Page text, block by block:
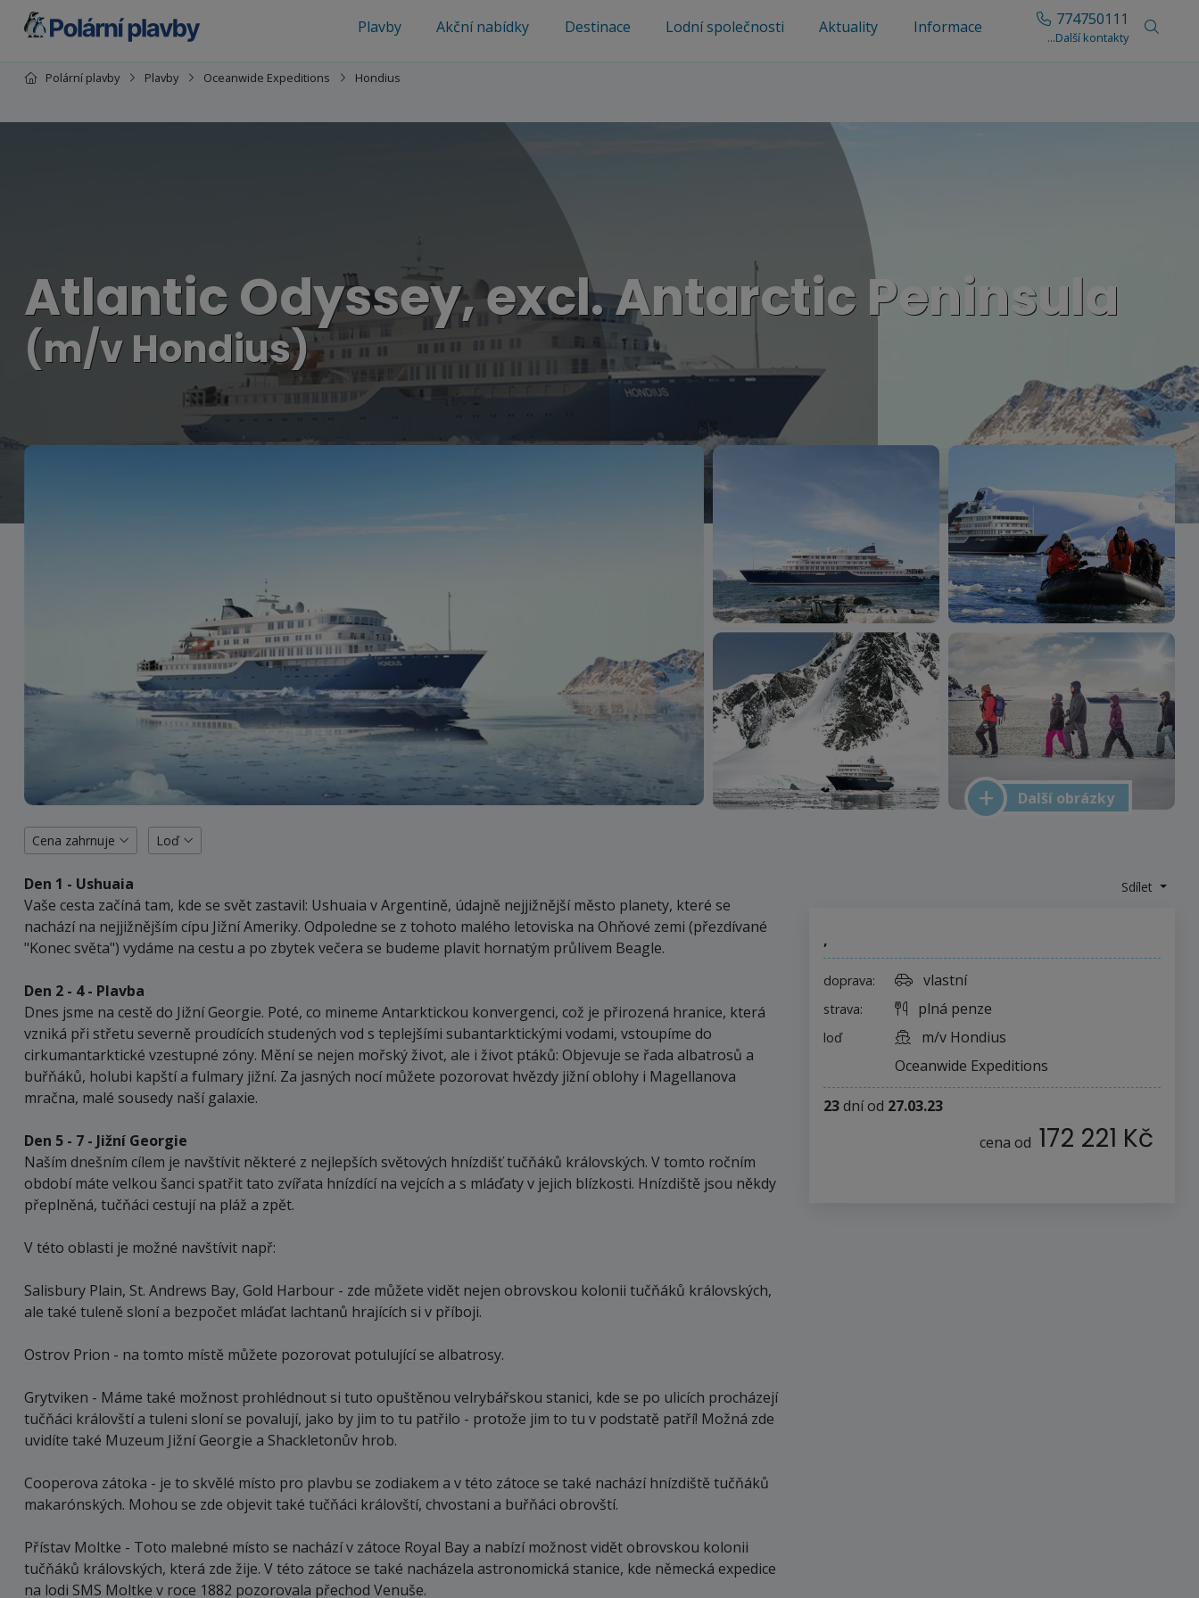
Plavby Akční nabídky Destinace Lodní společnosti Aktuality Informace 774750111
...Další kontakty
Polární plavby Plavby Oceanwide Expeditions Hondius
Atlantic Odyssey, excl. Antarctic Peninsula
(m/v Hondius)
Další obrázky
Cena zahrnuje Loď
Sdílet
,
doprava: vlastní
strava: plná penze
loď
m/v Hondius
Oceanwide Expeditions
23dníod 27.03.23
cena od 172 221 Kč
Den 1 - Ushuaia
Vaše cesta začíná tam, kde se svět zastavil: Ushuaia v Argentině, údajně nejjižnější město planety, které se
nachází na nejjižnějším cípu Jižní Ameriky. Odpoledne se z tohoto malého letoviska na Ohňové zemi (přezdívané
"Konec světa") vydáme na cestu a po zbytek večera se budeme plavit hornatým průlivem Beagle.
Den 2 - 4 - Plavba
Dnes jsme na cestě do Jižní Georgie. Poté, co mineme Antarktickou konvergenci, což je přirozená hranice, která
vzniká při střetu severně proudících studených vod s teplejšími subantarktickými vodami, vstoupíme do
cirkumantarktické vzestupné zóny. Mění se nejen mořský život, ale i život ptáků: Objevuje se řada albatrosů a
buřňáků, holubi kapští a fulmary jižní. Za jasných nocí můžete pozorovat hvězdy jižní oblohy i Magellanova
mračna, malé sousedy naší galaxie.
Den 5 - 7 - Jižní Georgie
Naším dnešním cílem je navštívit některé z nejlepších světových hnízdišť tučňáků královských. V tomto ročním
období máte velkou šanci spatřit tato zvířata hnízdící na vejcích a s mláďaty v jejich blízkosti. Hnízdiště jsou někdy
přeplněná, tučňáci cestují na pláž a zpět.
V této oblasti je možné navštívit např:
Salisbury Plain, St. Andrews Bay, Gold Harbour - zde můžete vidět nejen obrovskou kolonii tučňáků královských,
ale také tuleně sloní a bezpočet mláďat lachtanů hrajících si v příboji.
Ostrov Prion - na tomto místě můžete pozorovat potulující se albatrosy.
Grytviken - Máme také možnost prohlédnout si tuto opuštěnou velrybářskou stanici, kde se po ulicích procházejí
tučňáci královští a tuleni sloní se povalují, jako by jim to tu patřilo - protože jim to tu v podstatě patří! Možná zde
uvidíte také Muzeum Jižní Georgie a Shackletonův hrob.
Cooperova zátoka - je to skvělé místo pro plavbu se zodiakem a v této zátoce se také nachází hnízdiště tučňáků
makarónských. Mohou se zde objevit také tučňáci královští, chvostani a buřňáci obrovští.
Přístav Moltke - Toto malebné místo se nachází v zátoce Royal Bay a nabízí možnost vidět obrovskou kolonii
tučňáků královských, která zde žije. V této zátoce se také nacházela astronomická stanice, kde německá expedice
na lodi SMS Moltke v roce 1882 pozorovala přechod Venuše.